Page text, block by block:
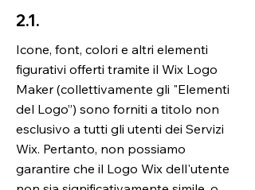
2.1.
Icone, font, colori e altri elementi
figurativi offerti tramite il Wix Logo
Maker (collettivamente gli "Elementi
del Logo”) sono forniti a titolo non
esclusivo a tutti gli utenti dei Servizi
Wix. Pertanto, non possiamo
garantire che il Logo Wix dell'utente